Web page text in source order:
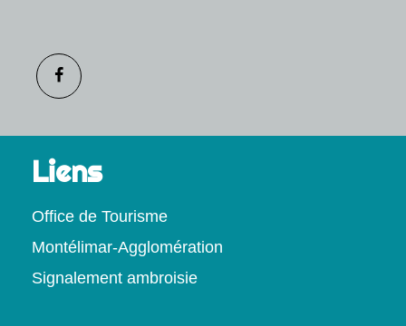
Liens
Office de Tourisme
Montélimar-Agglomération
Signalement ambroisie